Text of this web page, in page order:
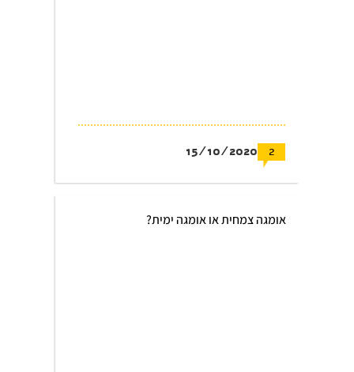
2
15/10/2020
אומגה צמחית או אומגה ימית?